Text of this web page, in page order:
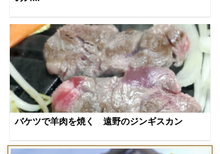
バケツで羊肉を焼く 遠野のジンギスカン